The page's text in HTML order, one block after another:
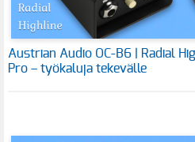
Austrian Audio OC-B6 | Radial
Pro – työkaluja tekevälle